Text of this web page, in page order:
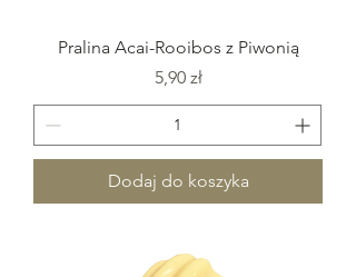
Pralina Acai-Rooibos z Piwonią
Cena
5,90 zł
Dodaj do koszyka